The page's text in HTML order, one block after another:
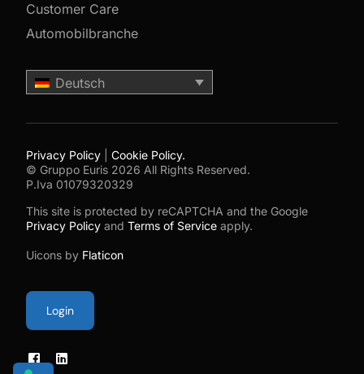
Customer Care
Automobilbranche
Deutsch
Privacy Policy |Cookie Policy.
© Gruppo Euris 2026 All Rights Reserved.
P.Iva 01079320329
This site is protected by reCAPTCHA and the Google
Privacy Policy andTerms of Service apply.
Uicons by Flaticon
Login